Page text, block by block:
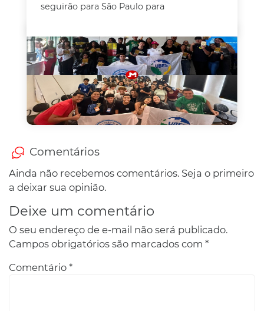
seguirão para São Paulo para
Comentários
Ainda não recebemos comentários. Seja o primeiro
a deixar sua opinião.
Deixe um comentário
O seu endereço de e-mail não será publicado.
Campos obrigatórios são marcados com *
Comentário *